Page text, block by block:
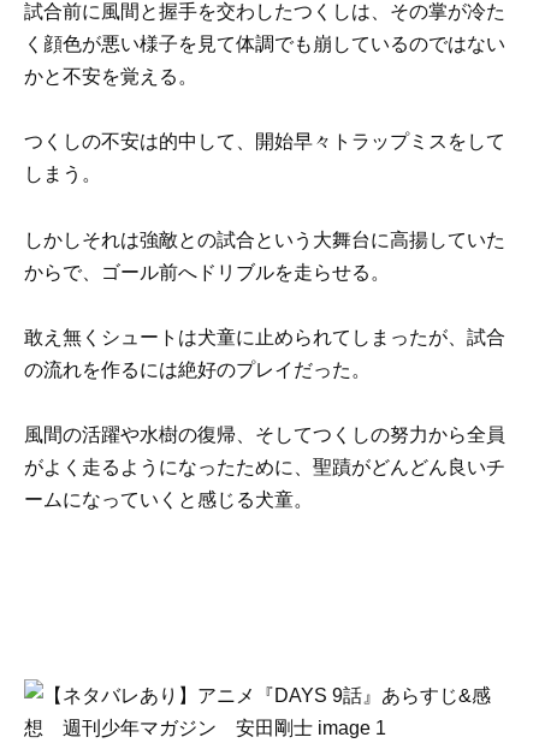
試合前に風間と握手を交わしたつくしは、その掌が冷た
く顔色が悪い様子を見て体調でも崩しているのではない
かと不安を覚える。
つくしの不安は的中して、開始早々トラップミスをして
しまう。
しかしそれは強敵との試合という大舞台に高揚していた
からで、ゴール前へドリブルを走らせる。
敢え無くシュートは犬童に止められてしまったが、試合
の流れを作るには絶好のプレイだった。
風間の活躍や水樹の復帰、そしてつくしの努力から全員
がよく走るようになったために、聖蹟がどんどん良いチ
ームになっていくと感じる犬童。